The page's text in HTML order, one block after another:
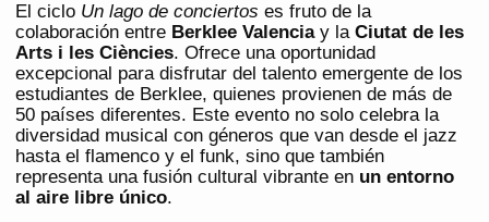
El ciclo Un lago de conciertos es fruto de la
colaboración entre Berklee Valenciay la Ciutat de les
Arts i les Ciències. Ofrece una oportunidad
excepcional para disfrutar del talento emergente de los
estudiantes de Berklee, quienes provienen de más de
50 países diferentes. Este evento no solo celebra la
diversidad musical con géneros que van desde el jazz
hasta el flamenco y el funk, sino que también
representa una fusión cultural vibrante en un entorno
al aire libre único​​.